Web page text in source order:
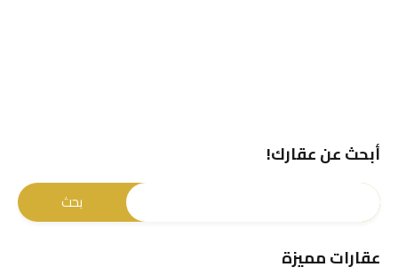
أبحث عن عقارك!
عقارات مميزة